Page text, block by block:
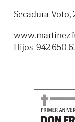
Secadura-Voto,
Hijos-942 650